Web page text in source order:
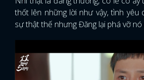
thốt lên những lời như vậy, tình yêu
sự thật thế nhưng Đăng lại phá vỡ